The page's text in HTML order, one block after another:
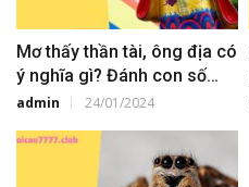
Mơ thấy thần tài, ông địa có
ý nghĩa gì? Đánh con số
may mắn bao nhiêu
admin 24/01/2024